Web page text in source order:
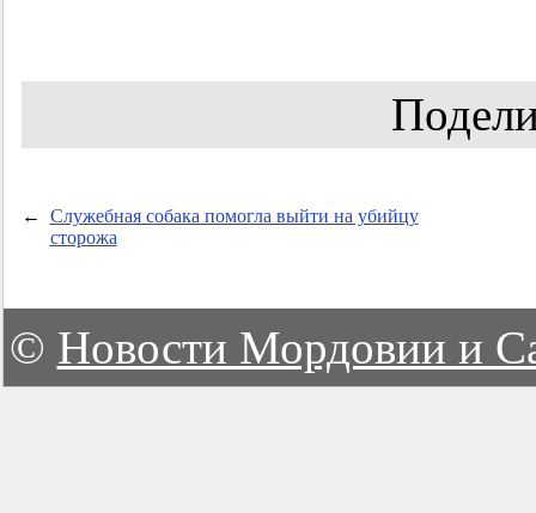
←
Служебная собака помогла выйти на убийцу
сторожа
© Новости Мордовии и